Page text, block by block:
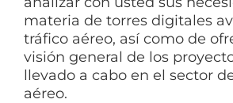
materia de torres digitales
tráfico aéreo, así como de
visión general de los
llevado a cabo en el sector
aéreo.